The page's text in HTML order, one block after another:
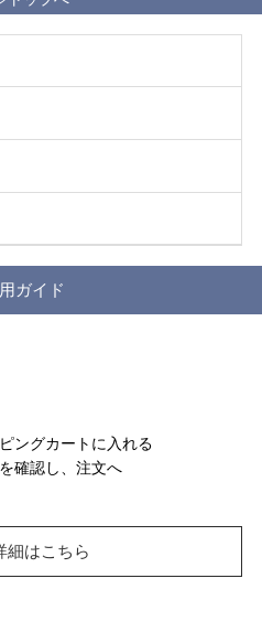
ガイド
ングカートに入れる
確認し、注文へ
細はこちら